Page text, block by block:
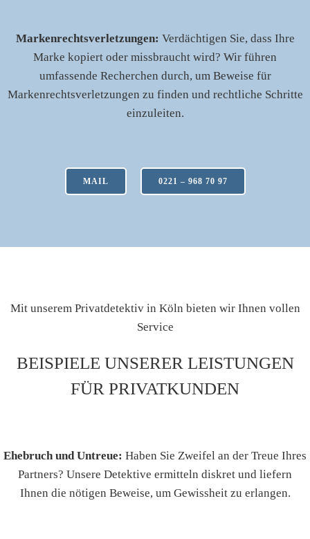
Markenrechtsverletzungen: Verdächtigen Sie, dass Ihre
Marke kopiert oder missbraucht wird? Wir führen
umfassende Recherchen durch, um Beweise für
Markenrechtsverletzungen zu finden und rechtliche Schritte
einzuleiten.
MAIL 0221 – 968 70 97
Mit unserem Privatdetektiv in Köln bieten wir Ihnen vollen
Service
BEISPIELE UNSERER LEISTUNGEN
FÜR PRIVATKUNDEN
Ehebruch und Untreue: Haben Sie Zweifel an der Treue Ihres
Partners? Unsere Detektive ermitteln diskret und liefern
Ihnen die nötigen Beweise, um Gewissheit zu erlangen.